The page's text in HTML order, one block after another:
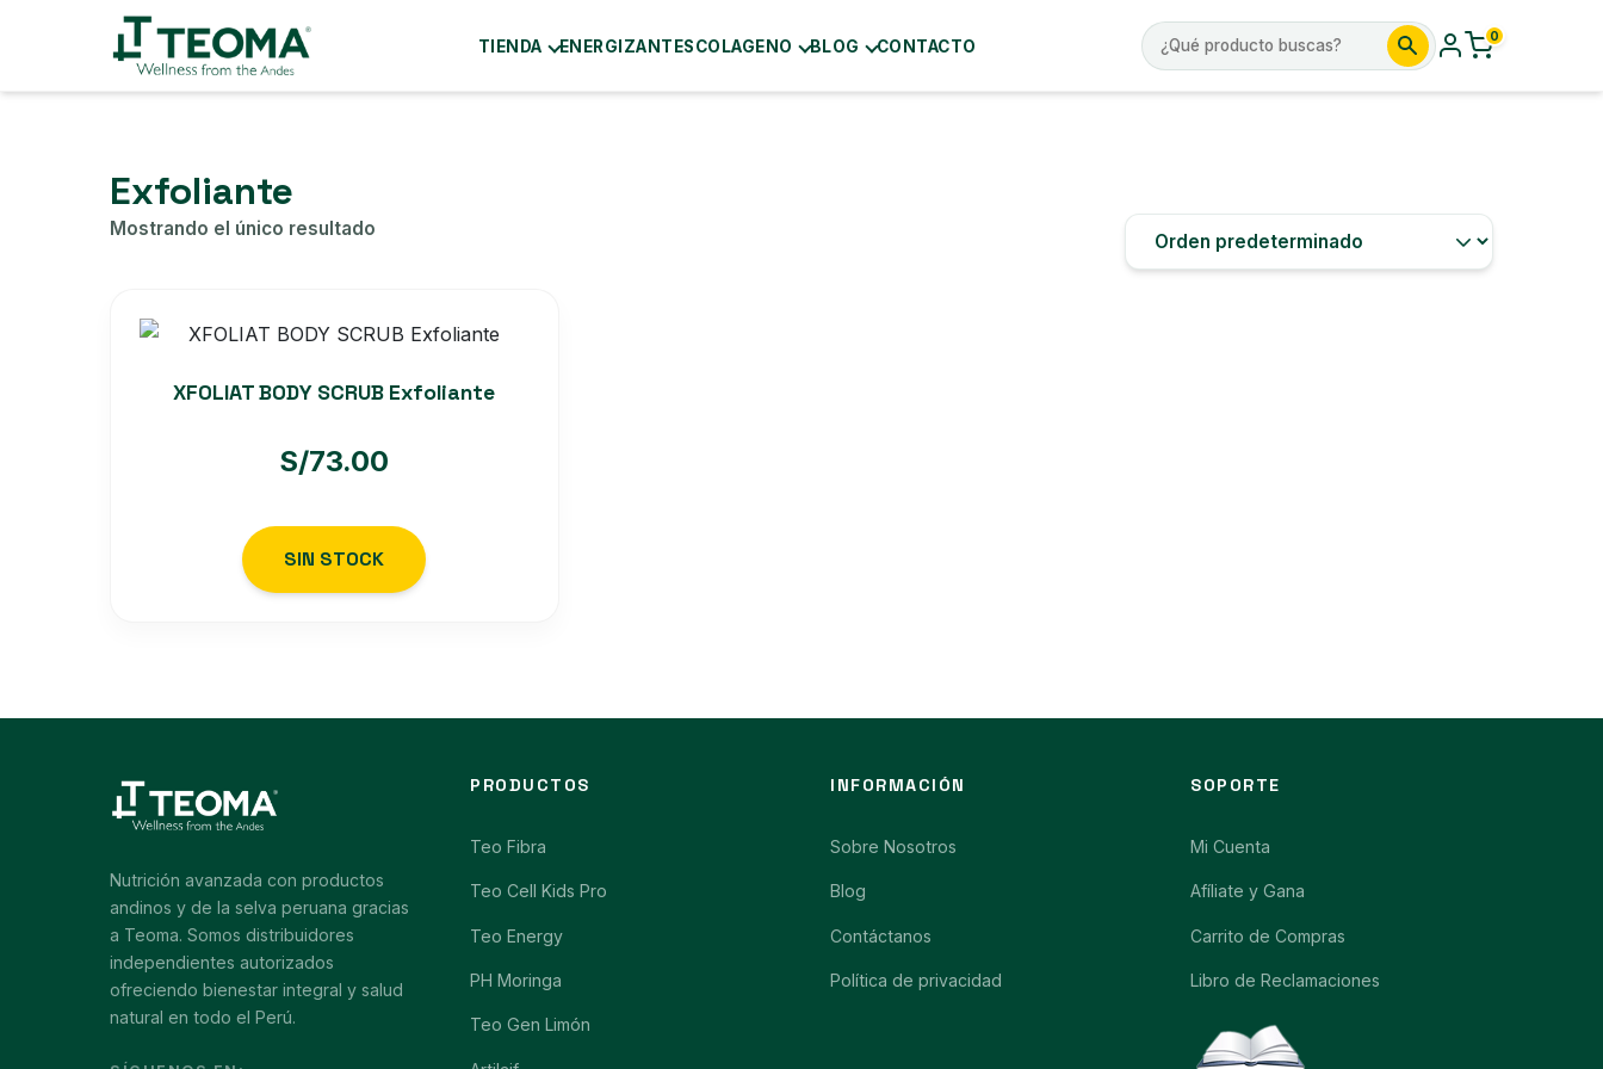
TIENDA ENERGIZANTESCOLAGENO BLOG CONTACTO
Buscar
por:
0
Exfoliante
Mostrando el único resultado
XFOLIAT BODY SCRUB Exfoliante
S/73.00
SIN STOCK
Nutrición avanzada con productos
andinos y de la selva peruana gracias
a Teoma. Somos distribuidores
independientes autorizados
ofreciendo bienestar integral y salud
natural en todo el Perú.
PRODUCTOS
Teo Fibra
Teo Cell Kids Pro
Teo Energy
PH Moringa
Teo Gen Limón
INFORMACIÓN
Sobre Nosotros
Blog
Contáctanos
Política de privacidad
SOPORTE
Mi Cuenta
Afíliate y Gana
Carrito de Compras
Libro de Reclamaciones